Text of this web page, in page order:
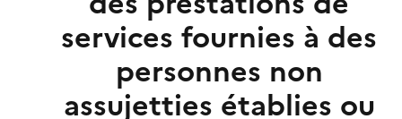
services fournies à des
personnes non
assujetties établies ou